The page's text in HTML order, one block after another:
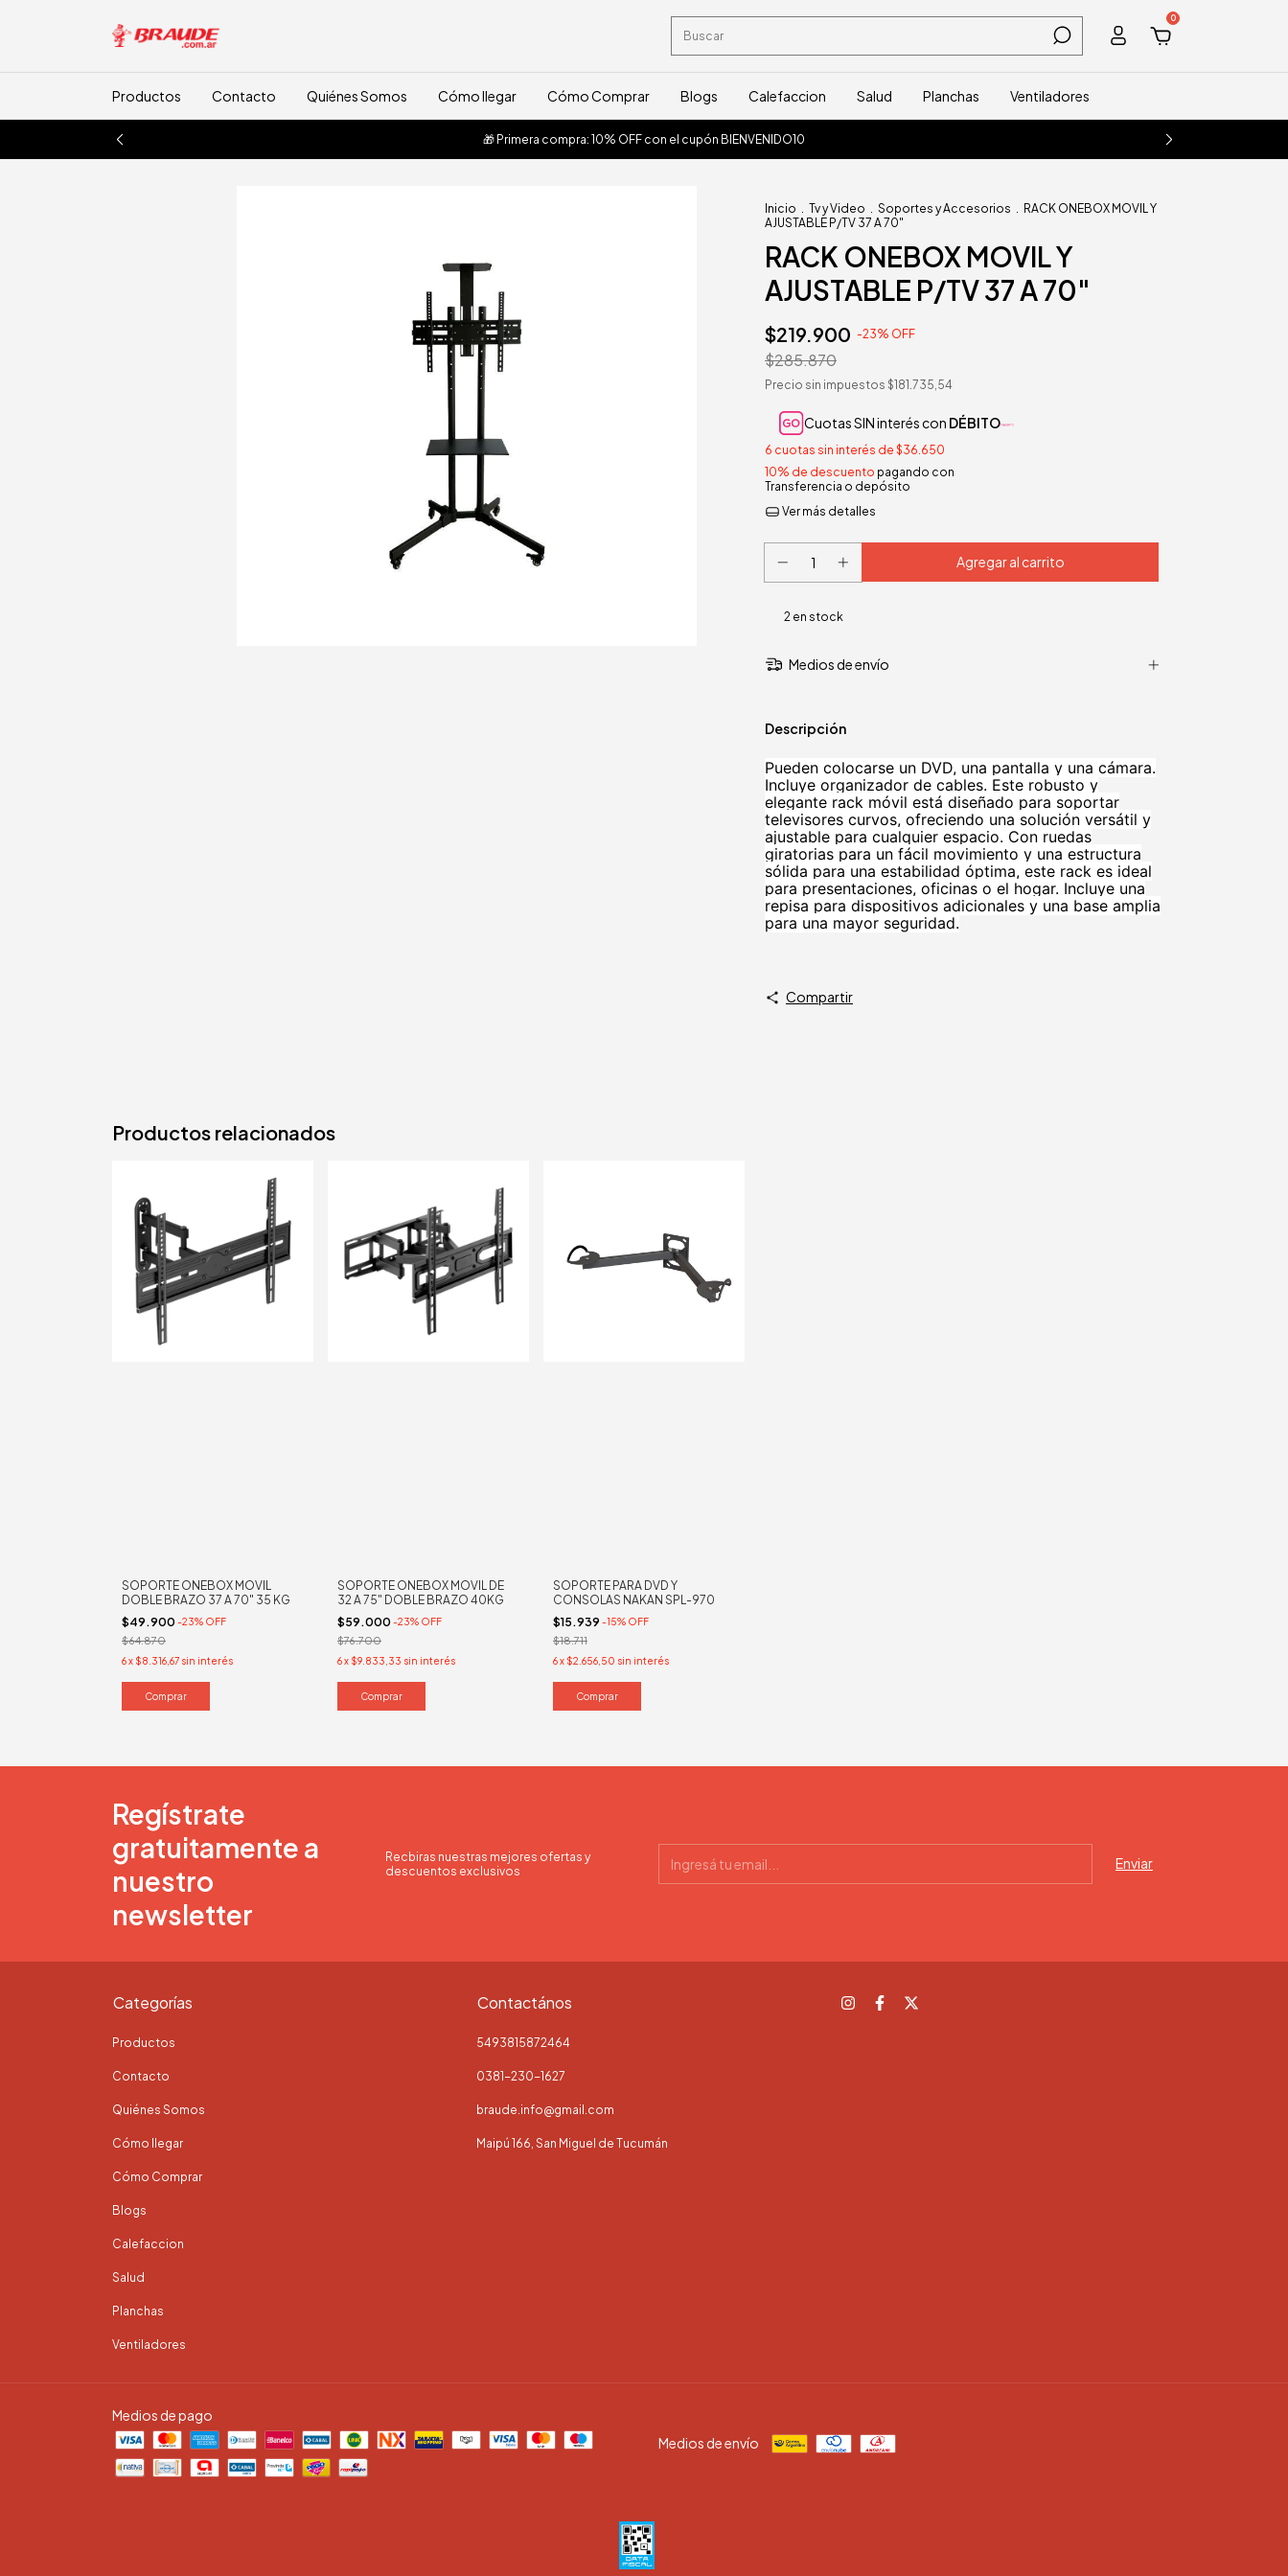
0
Productos Contacto Quiénes Somos Cómo llegar Cómo Comprar Blogs Calefaccion Salud Planchas Ventiladores
🎁 Primera compra: 10% OFF con el cupón BIENVENIDO10
Inicio Tv y Video Soportes y Accesorios
RACK ONEBOX MOVIL Y
AJUSTABLE P/TV 37 A 70"
RACK ONEBOX MOVIL Y
AJUSTABLE P/TV 37 A 70"
$219.900 -23% OFF
$285.870
Precio sin impuestos $181.735,54
Cuotas SIN interés con DÉBITO
6 cuotas sin interés de $36.650
10% de descuento pagando con
Transferencia o depósito
Ver más detalles
2 en stock
Medios de envío
Descripción
Pueden colocarse un DVD, una pantalla y una cámara.
Incluye organizador de cables. Este robusto y
elegante rack móvil está diseñado para soportar
televisores curvos, ofreciendo una solución versátil y
ajustable para cualquier espacio. Con ruedas
giratorias para un fácil movimiento y una estructura
sólida para una estabilidad óptima, este rack es ideal
para presentaciones, oficinas o el hogar. Incluye una
repisa para dispositivos adicionales y una base amplia
para una mayor seguridad.
Compartir
Productos relacionados
SOPORTE ONEBOX MOVIL
DOBLE BRAZO 37 A 70" 35 KG
$49.900 -23% OFF
$64.870
6x $8.316,67 sin interés
SOPORTE ONEBOX MOVIL DE
32 A 75" DOBLE BRAZO 40KG
$59.000 -23% OFF
$76.700
6x $9.833,33 sin interés
SOPORTE PARA DVD Y
CONSOLAS NAKAN SPL-970
$15.939 -15% OFF
$18.711
6x $2.656,50 sin interés
Regístrate
gratuitamente a
nuestro
newsletter
Recbiras nuestras mejores ofertas y
descuentos exclusivos
Categorías
Productos
Contacto
Quiénes Somos
Cómo llegar
Cómo Comprar
Blogs
Calefaccion
Salud
Planchas
Ventiladores
Contactános
5493815872464
0381-230-1627
braude.info@gmail.com
Maipú 166, San Miguel de Tucumán
Medios de pago
Medios de envío